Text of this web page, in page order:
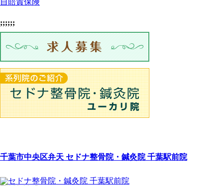
自賠責保険
;;;;;;
千葉市中央区弁天 セドナ整骨院・鍼灸院 千葉駅前院